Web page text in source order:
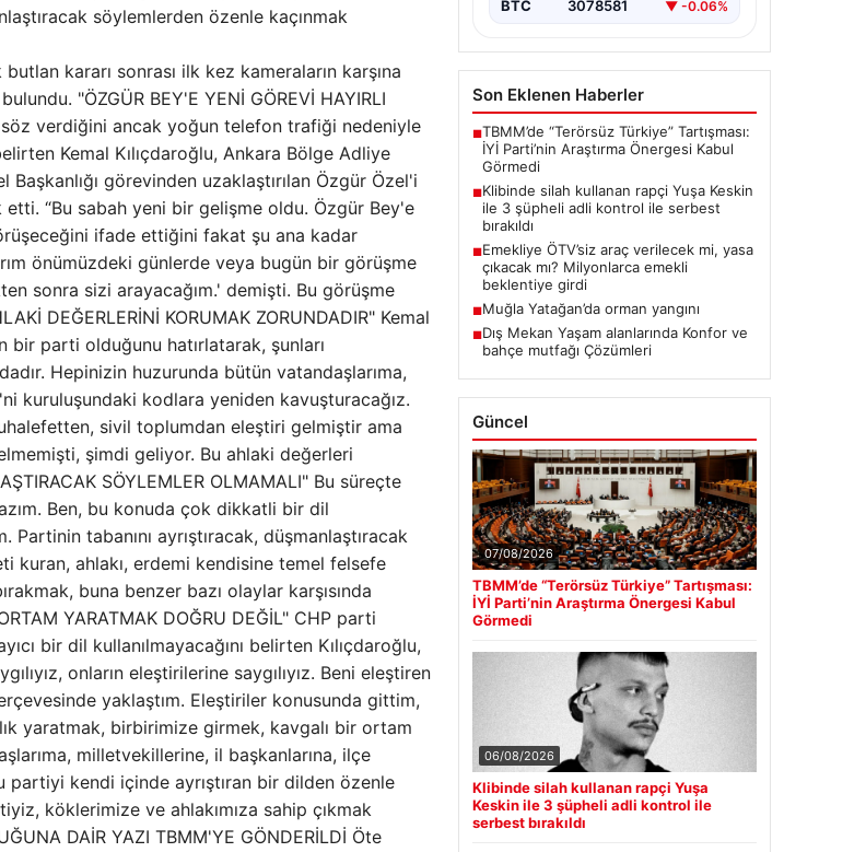
söylemlerden özenle kaçınmak
kararı sonrası ilk kez kameraların karşına
"ÖZGÜR BEY'E YENİ GÖREVİ HAYIRLI
söz verdiğini ancak yoğun telefon trafiği nedeniyle
Kemal Kılıçdaroğlu, Ankara Bölge Adliye
görevinden uzaklaştırılan Özgür Özel'i
“Bu sabah yeni bir gelişme oldu. Özgür Bey'e
ifade ettiğini fakat şu ana kadar
önümüzdeki günlerde veya bugün bir görüşme
sonra sizi arayacağım.' demişti. Bu görüşme
DEĞERLERİNİ KORUMAK ZORUNDADIR" Kemal
bir parti olduğunu hatırlatarak, şunları
Hepinizin huzurunda bütün vatandaşlarıma,
kuruluşundaki kodlara yeniden kavuşturacağız.
sivil toplumdan eleştiri gelmiştir ama
şimdi geliyor. Bu ahlaki değerleri
SÖYLEMLER OLMAMALI" Bu süreçte
Ben, bu konuda çok dikkatli bir dil
tabanını ayrıştıracak, düşmanlaştıracak
kuran, ahlakı, erdemi kendisine temel felsefe
buna benzer bazı olaylar karşısında
YARATMAK DOĞRU DEĞİL" CHP parti
bir dil kullanılmayacağını belirten Kılıçdaroğlu,
onların eleştirilerine saygılıyız. Beni eleştiren
yaklaştım. Eleştiriler konusunda gittim,
yaratmak, birbirimize girmek, kavgalı bir ortam
milletvekillerine, il başkanlarına, ilçe
kendi içinde ayrıştıran bir dilden özenle
köklerimize ve ahlakımıza sahip çıkmak
DAİR YAZI TBMM'YE GÖNDERİLDİ Öte
BTC 3078581 ▼ -0.06%
Son Eklenen Haberler
■TBMM’de “Terörsüz Türkiye” Tartışması:
İYİ Parti’nin Araştırma Önergesi Kabul
Görmedi
■Klibinde silah kullanan rapçi Yuşa Keskin
ile 3 şüpheli adli kontrol ile serbest
bırakıldı
■Emekliye ÖTV’siz araç verilecek mi, yasa
çıkacak mı? Milyonlarca emekli
beklentiye girdi
■Muğla Yatağan’da orman yangını
■Dış Mekan Yaşam alanlarında Konfor ve
bahçe mutfağı Çözümleri
Güncel
07/08/2026
TBMM’de “Terörsüz Türkiye” Tartışması:
İYİ Parti’nin Araştırma Önergesi Kabul
Görmedi
06/08/2026
Klibinde silah kullanan rapçi Yuşa
Keskin ile 3 şüpheli adli kontrol ile
serbest bırakıldı